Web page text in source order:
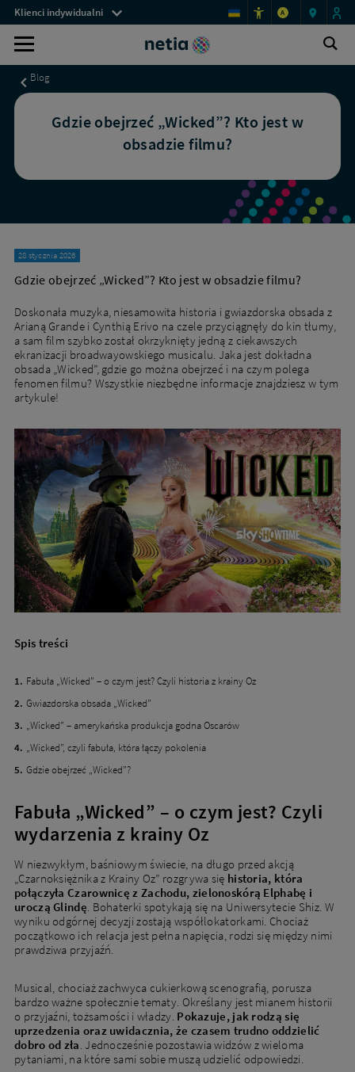
Gdzie
obejrzeć
„Wicked”?
Kto
jest
obsadzie?
Menu
przestrzeni
klienckich
Klienci indywidualni A
Pomoc
-
informacje
dla
klientów
Wyszukiwarka
Blog
Gdzie obejrzeć „Wicked”? Kto jest w
obsadzie filmu?
28 stycznia 2026
Gdzie obejrzeć „Wicked”? Kto jest w obsadzie filmu?
Doskonała muzyka, niesamowita historia i gwiazdorska obsada z
Arianą Grande i Cynthią Erivo na czele przyciągnęły do kin tłumy,
a sam film szybko został okrzyknięty jedną z ciekawszych
ekranizacji broadwayowskiego musicalu. Jaka jest dokładna
obsada „Wicked”, gdzie go można obejrzeć i na czym polega
fenomen filmu? Wszystkie niezbędne informacje znajdziesz w tym
artykule!
Spis treści
Fabuła „Wicked” – o czym jest? Czyli historia z krainy Oz
Gwiazdorska obsada „Wicked”
„Wicked” – amerykańska produkcja godna Oscarów
„Wicked”, czyli fabuła, która łączy pokolenia
Gdzie obejrzeć „Wicked”?
Fabuła „Wicked” – o czym jest? Czyli
wydarzenia z krainy Oz
W niezwykłym, baśniowym świecie, na długo przed akcją
„Czarnoksiężnika z Krainy Oz” rozgrywa się historia, która
połączyła Czarownicę z Zachodu, zielonoskórą Elphabę i
uroczą Glindę. Bohaterki spotykają się na Uniwersytecie Shiz. W
wyniku odgórnej decyzji zostają współlokatorkami. Chociaż
początkowo ich relacja jest pełna napięcia, rodzi się między nimi
prawdziwa przyjaźń.
Musical, chociaż zachwyca cukierkową scenografią, porusza
bardzo ważne społecznie tematy. Określany jest mianem historii
o przyjaźni, tożsamości i władzy. Pokazuje, jak rodzą się
uprzedzenia oraz uwidacznia, że czasem trudno oddzielić
dobro od zła. Jednocześnie pozostawia widzów z wieloma
pytaniami, na które sami sobie muszą udzielić odpowiedzi.